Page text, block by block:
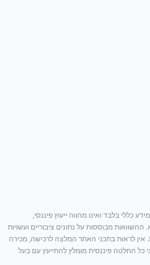
כללי בלבד ואינו מהווה ייעוץ פיננסי,
מבוססות על נתונים ציבוריים ועשויות
לראות בתכני האתר המלצה לרכישה, מכירה
כל החלטה פיננסית מומלץ להתייעץ עם בעל